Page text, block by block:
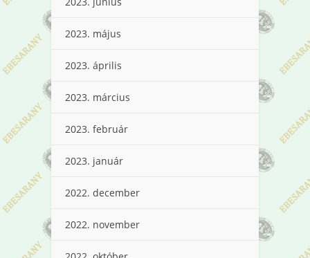
2023. május
2023. április
2023. március
2023. február
2023. január
2022. december
2022. november